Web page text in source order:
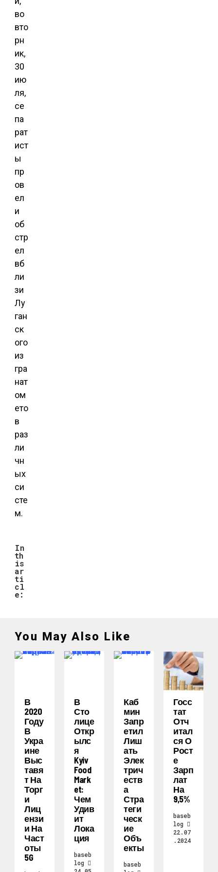
во
вто
рн
ик,
30
ию
ля,
се
па
рат
ист
ы
пр
ов
ел
и
об
стр
ел
вб
ли
зи
Лу
ган
ск
ого
из
гра
нат
ом
ето
в
раз
ли
чн
ых
си
сте
м.
In
th
is
ar
ti
cl
e:
You May Also Like
В
2020
Году
В
Укра
Ине
Выс
Тавя
Т На
Торг
И
Лиц
Ензи
И На
Част
Оты
5G
В
Сто
Лице
Откр
Ылс
Я
Kyiv
Food
Mark
Et:
Чем
Удив
Ит
Лока
Ция
baseb
log
Каб
Мин
Запр
Етил
Лиш
Ать
Элек
Трич
Еств
А
Стра
Теги
Ческ
Ие
Объ
Екты
baseb
Госс
Тат
Отч
Итал
Ся О
Рост
Е
Зарп
Лат
На
9,5%
baseb
log
22.07
.2024